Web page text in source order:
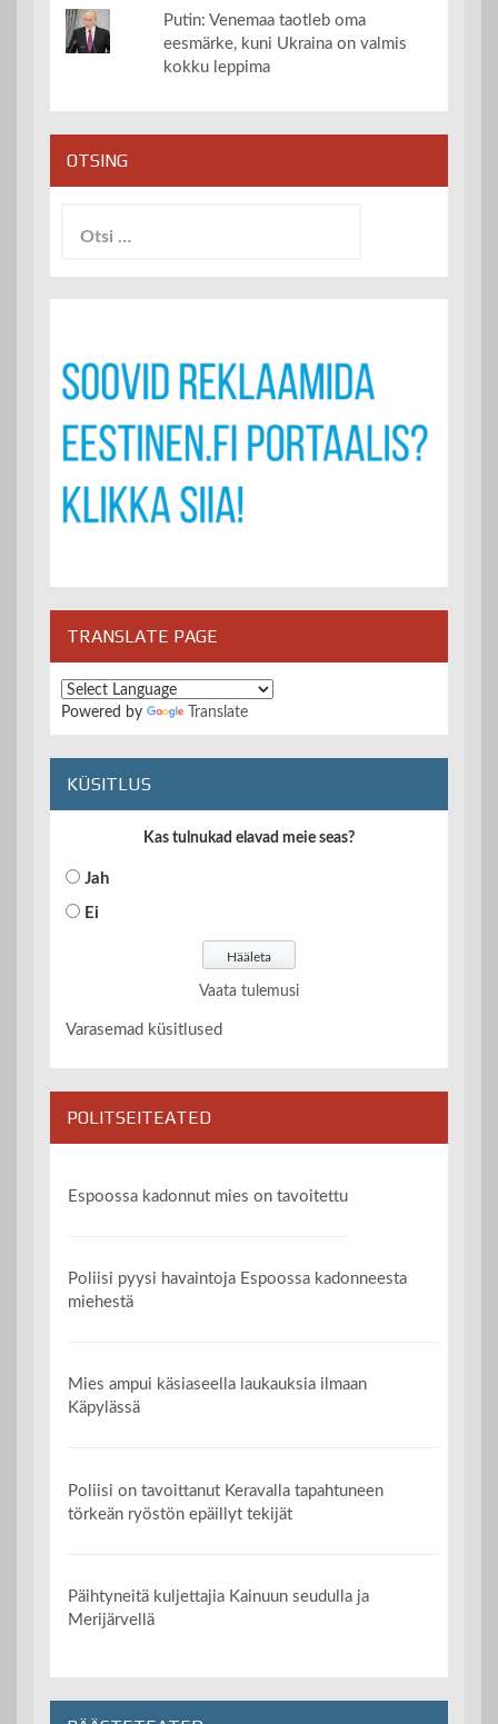
Putin: Venemaa taotleb oma
eesmärke, kuni Ukraina on valmis
kokku leppima
OTSING
TRANSLATE PAGE
Powered by Translate
KÜSITLUS
Kas tulnukad elavad meie seas?
Jah
Ei
Vaata tulemusi
Varasemad küsitlused
POLITSEITEATED
Espoossa kadonnut mies on tavoitettu
Poliisi pyysi havaintoja Espoossa kadonneesta
miehestä
Mies ampui käsiaseella laukauksia ilmaan
Käpylässä
Poliisi on tavoittanut Keravalla tapahtuneen
törkeän ryöstön epäillyt tekijät
Päihtyneitä kuljettajia Kainuun seudulla ja
Merijärvellä